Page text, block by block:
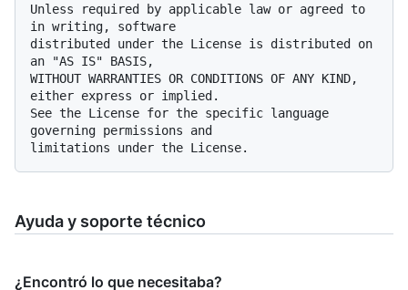
Unless required by applicable law or agreed to
in writing, software
distributed under the License is distributed on
an "AS IS" BASIS,
WITHOUT WARRANTIES OR CONDITIONS OF ANY KIND,
either express or implied.
See the License for the specific language
governing permissions and
Ayuda y soporte técnico
¿Encontró lo que necesitaba?